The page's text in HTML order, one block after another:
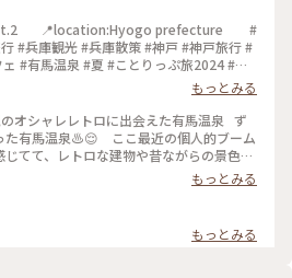
📍location:Hyogo prefecture ⁡ ⁡ ⁡ ⁡ ⁡ ⁡ ⁡ #
#兵庫観光 #兵庫散策 #神戸 #神戸旅行 #
#有馬温泉 #夏 #ことりっぷ旅2024 #観
行好きな人と繋がりたい #trip #travel
もっとみる
オシャレレトロに出会えた有馬温泉 ⁡ ⁡ ず
た有馬温泉♨︎😌 ⁡ ⁡ ⁡ ここ最近の個人的ブーム
てて、レトロな建物や昔ながらの景色に
prefecture
旅行 #兵庫観光 #兵庫散策 #神戸 #神戸旅
フェ #有馬温泉 #夏 #ことりっぷ旅2024
#旅行好きな人と繋がりたい #trip #travel
もっとみる
もっとみる